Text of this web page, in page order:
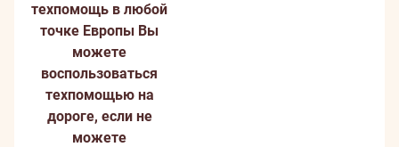
техпомощь в любой
точке Европы Вы
можете
воспользоваться
техпомощью на
дороге, если не
можете